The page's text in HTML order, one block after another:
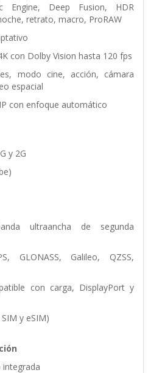
Engine, Deep Fusion, HDR
retrato, macro, ProRAW
con Dolby Vision hasta 120 fps
modo cine, acción, cámara
espacial
con enfoque automático
y 2G
ultraancha de segunda
GLONASS, Galileo, QZSS,
con carga, DisplayPort y
y eSIM)
integrada